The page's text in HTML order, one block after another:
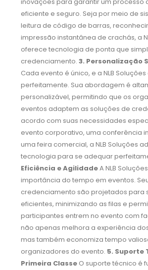
eficiente e seguro. Seja por meio de
leitura de código de barras,
impressão instantânea de crachás, a
oferece tecnologia de ponta que
credenciamento.3. Personalização
Cada evento é único, e a NLB
perfeitamente. Sua abordagem é
personalizável, permitindo que os
eventos adaptem as soluções de
acordo com suas necessidades
evento corporativo, uma conferência
uma feira comercial, a NLB Soluções
tecnologia para se adequar
Eficiência e AgilidadeA NLB
importância do tempo em eventos.
credenciamento são projetados para
eficientes, minimizando as filas e
participantes entrem no evento com
não apenas melhora a experiência
mas também economiza tempo
organizadores do evento. 5. Suporte
Primeira Classe O suporte técnico é